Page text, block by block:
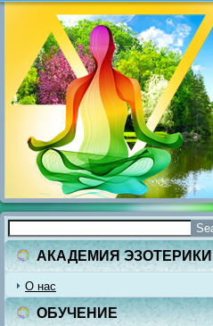
АКАДЕМИЯ ЭЗОТЕРИКИ
О нас
ОБУЧЕНИЕ